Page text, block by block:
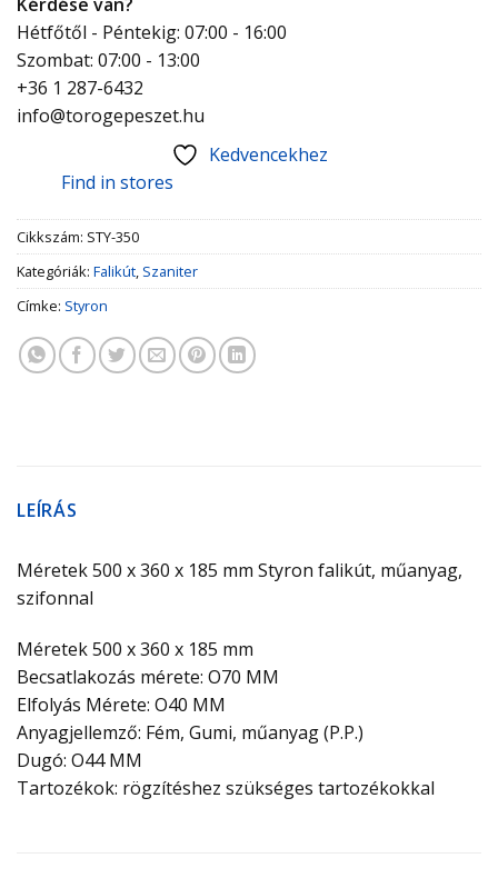
Hétfőtől - Péntekig: 07:00 - 16:00
Szombat: 07:00 - 13:00
+36 1 287-6432
info@torogepeszet.hu
Kedvencekhez
Find in stores
Cikkszám: STY-350
Kategóriák: Falikút, Szaniter
Címke: Styron
LEÍRÁS
Méretek 500 x 360 x 185 mm Styron falikút, műanyag,
szifonnal
Méretek 500 x 360 x 185 mm
Becsatlakozás mérete: O70 MM
Elfolyás Mérete: O40 MM
Anyagjellemző: Fém, Gumi, műanyag (P.P.)
Dugó: O44 MM
Tartozékok: rögzítéshez szükséges tartozékokkal